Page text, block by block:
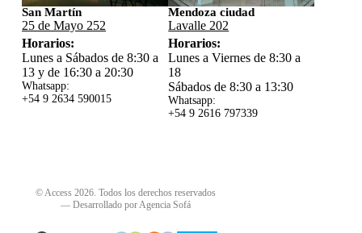
San Martín
25 de Mayo 252
Horarios:
Lunes a Sábados de 8:30 a
13 y de 16:30 a 20:30
Whatsapp:
+54 9 2634 590015
Mendoza ciudad
Lavalle 202
Horarios:
Lunes a Viernes de 8:30 a
18
Sábados de 8:30 a 13:30
Whatsapp:
+54 9 2616 797339
© Access 2026. Todos los derechos reservados
— Desarrollado por Agencia Sofá